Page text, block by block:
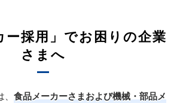
ー採用」でお困りの企業
さまへ
食品メーカーさまおよび機械・部品メ